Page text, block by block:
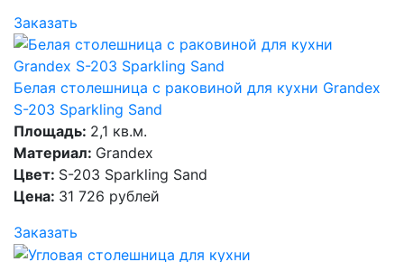
Заказать
Белая столешница с раковиной для кухни Grandex
S-203 Sparkling Sand
Площадь: 2,1 кв.м.
Материал: Grandex
Цвет: S-203 Sparkling Sand
Цена: 31 726 рублей
Заказать